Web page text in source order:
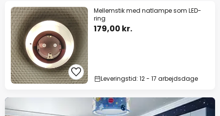
Mellemstik med natlampe som LED-
ring
179,00 kr.
Leveringstid: 12 - 17 arbejdsdage